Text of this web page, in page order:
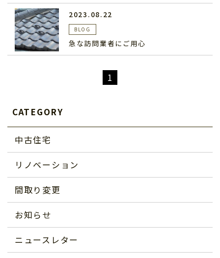
2023.08.22
BLOG
急な訪問業者にご用心
1
CATEGORY
中古住宅
リノベーション
間取り変更
お知らせ
ニュースレター